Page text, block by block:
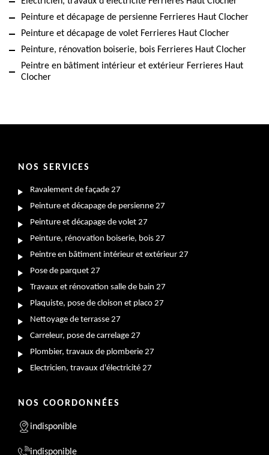
Peinture et décapage de persienne Ferrieres Haut Clocher
Peinture et décapage de volet Ferrieres Haut Clocher
Peinture, rénovation boiserie, bois Ferrieres Haut Clocher
Peintre en bâtiment intérieur et extérieur Ferrieres Haut
Clocher
NOS SERVICES
Ravalement de façade 27
Peinture et décapage de persienne 27
Peinture et décapage de volet 27
Peinture, rénovation boiserie, bois 27
Peintre en bâtiment intérieur et extérieur 27
Pose de parquet 27
Travaux et rénovation salle de bain 27
Plaquiste, pose de cloison et placo 27
Nettoyage de terrasse 27
Carreleur, pose de carrelage 27
Plombier, travaux de plomberie 27
Electricien, travaux d'électricité 27
NOS COORDONNÉES
indisponible
indisponible